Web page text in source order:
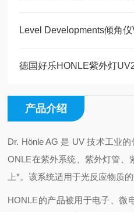
Level Developments倾角
德国好乐HONLE紫外灯
产品介绍
Dr. Hönle AG 是 UV 技术工业
ONLE在紫外系统、紫外灯管、
上*。该系统适用于光反应物质
HONLE的产品被用于电子、微